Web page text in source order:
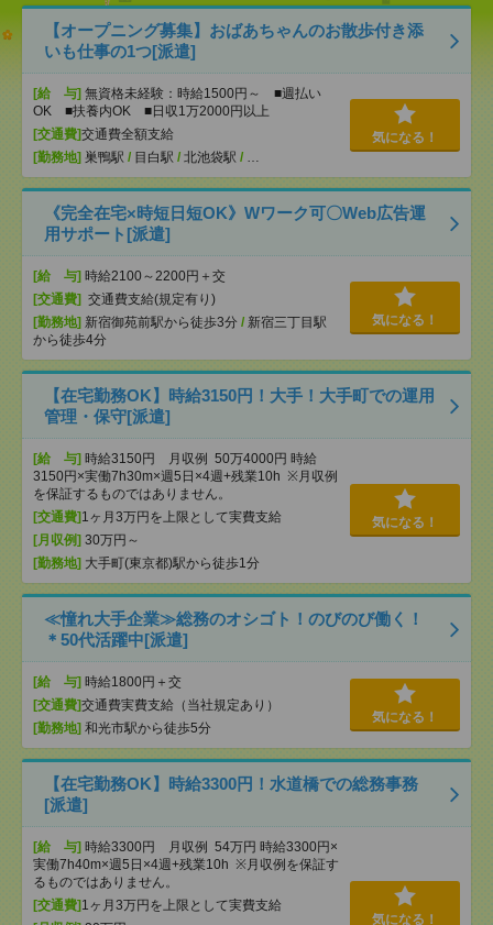
【オープニング募集】おばあちゃんのお散歩付き添
いも仕事の1つ[派遣]
[給 与] 無資格未経験：時給1500円～ ■週払い
OK ■扶養内OK ■日収1万2000円以上
[交通費]交通費全額支給
[勤務地] 巣鴨駅 / 目白駅 / 北池袋駅 /
気になる！
《完全在宅×時短日短OK》Wワーク可〇Web広告運
用サポート[派遣]
[給 与] 時給2100～2200円＋交
[交通費] 交通費支給(規定有り)
[勤務地] 新宿御苑前駅から徒歩3分 / 新宿三丁目駅
から徒歩4分
気になる！
【在宅勤務OK】時給3150円！大手！大手町での運用
管理・保守[派遣]
[給 与] 時給3150円 月収例 50万4000円 時給
3150円×実働7h30m×週5日×4週+残業10h ※月収例
を保証するものではありません。
[交通費]1ヶ月3万円を上限として実費支給
[月収例] 30万円～
[勤務地] 大手町(東京都)駅から徒歩1分
気になる！
≪憧れ大手企業≫総務のオシゴト！のびのび働く！
＊50代活躍中[派遣]
[給 与] 時給1800円＋交
[交通費]交通費実費支給（当社規定あり）
[勤務地] 和光市駅から徒歩5分
気になる！
【在宅勤務OK】時給3300円！水道橋での総務事務
[派遣]
[給 与] 時給3300円 月収例 54万円 時給3300円×
実働7h40m×週5日×4週+残業10h ※月収例を保証す
るものではありません。
[交通費]1ヶ月3万円を上限として実費支給
気になる！